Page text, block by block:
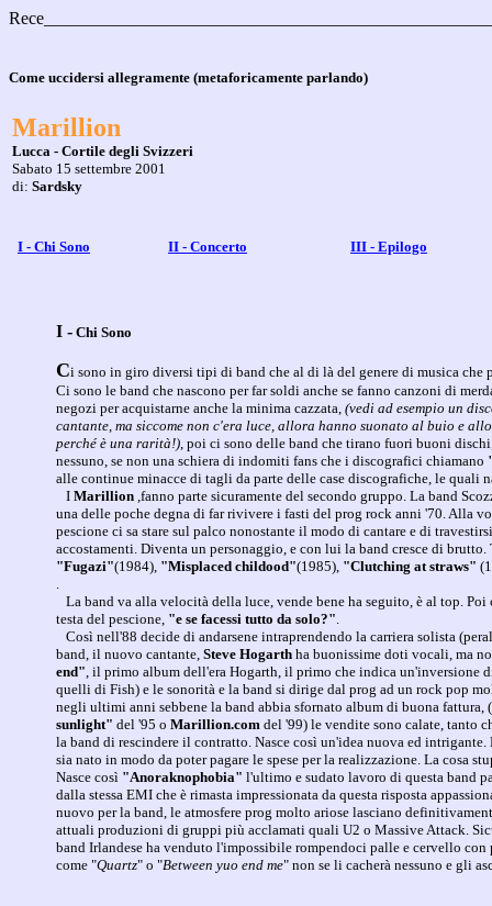
Come uccidersi allegramente (metaforicamente parlando)
Marillion
Lucca - Cortile degli Svizzeri
Sabato 15 settembre 2001
di: Sardsky
I - Chi Sono II - Concerto III - Epilogo
I - Chi Sono
Ci sono in giro diversi tipi di band che al di là del genere di musica
Ci sono le band che nascono per far soldi anche se fanno canzoni di
negozi per acquistarne anche la minima cazzata, (vedi ad esempio un
cantante, ma siccome non c'era luce, allora hanno suonato al buio e
perché è una rarità!), poi ci sono delle band che tirano fuori buoni
nessuno, se non una schiera di indomiti fans che i discografici chiamano
alle continue minacce di tagli da parte delle case discografiche, le
I Marillion ,fanno parte sicuramente del secondo gruppo. La band
una delle poche degna di far rivivere i fasti del prog rock anni '70. Alla
pescione ci sa stare sul palco nonostante il modo di cantare e di
accostamenti. Diventa un personaggio, e con lui la band cresce di
"Fugazi"(1984), "Misplaced childood"(1985), "Clutching at straws"
.
La band va alla velocità della luce, vende bene ha seguito, è al top. Poi
testa del pescione, "e se facessi tutto da solo?".
Così nell'88 decide di andarsene intraprendendo la carriera solista
band, il nuovo cantante, Steve Hogarth ha buonissime doti vocali, ma
end", il primo album dell'era Hogarth, il primo che indica un'inversione
quelli di Fish) e le sonorità e la band si dirige dal prog ad un rock pop
negli ultimi anni sebbene la band abbia sfornato album di buona
sunlight" del '95 o Marillion.com del '99) le vendite sono calate, tanto
la band di rescindere il contratto. Nasce così un'idea nuova ed
sia nato in modo da poter pagare le spese per la realizzazione. La cosa
Nasce così "Anoraknophobia" l'ultimo e sudato lavoro di questa band
dalla stessa EMI che è rimasta impressionata da questa risposta
nuovo per la band, le atmosfere prog molto ariose lasciano
attuali produzioni di gruppi più acclamati quali U2 o Massive Attack.
band Irlandese ha venduto l'impossibile rompendoci palle e cervello con
come "Quartz" o "Between yuo end me" non se li cacherà nessuno e gli